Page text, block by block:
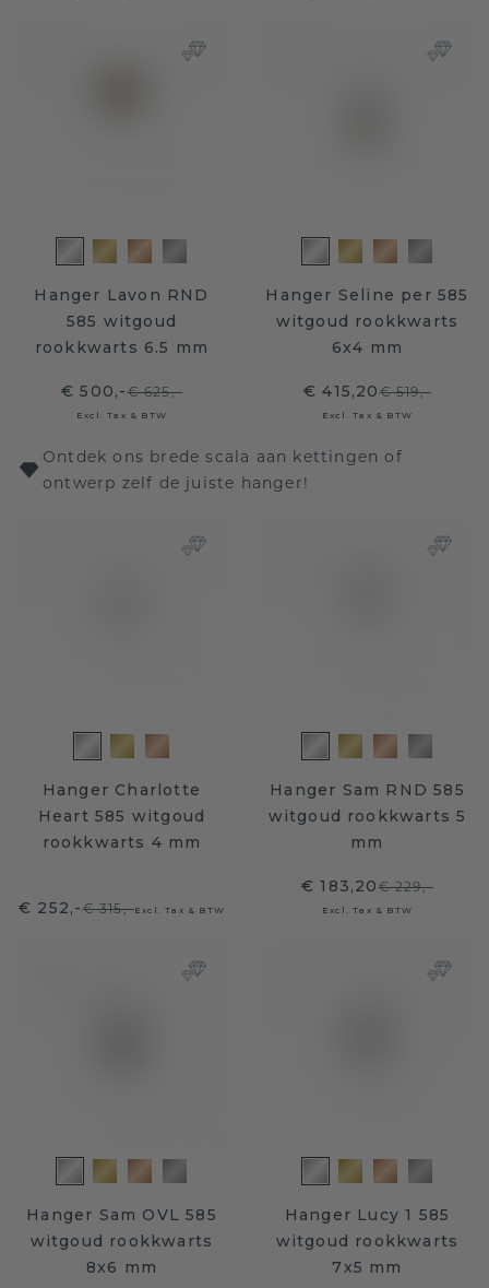
Hanger Lavon RND
585 witgoud
rookkwarts 6.5 mm
€ 500,-€ 625,-
Excl. Tax & BTW
Hanger Seline per 585
witgoud rookkwarts
6x4 mm
€ 415,20€ 519,-
Excl. Tax & BTW
Ontdek ons brede scala aan kettingen of
ontwerp zelf de juiste hanger!
Hanger Charlotte
Heart 585 witgoud
rookkwarts 4 mm
€ 252,-€ 315,-Excl. Tax & BTW
Hanger Sam RND 585
witgoud rookkwarts 5
mm
€ 183,20€ 229,-
Excl. Tax & BTW
Hanger Sam OVL 585
witgoud rookkwarts
8x6 mm
Hanger Lucy 1 585
witgoud rookkwarts
7x5 mm